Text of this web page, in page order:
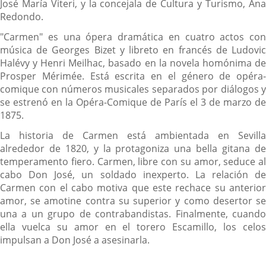
José María Viteri, y la concejala de Cultura y Turismo, Ana
Redondo.
"Carmen" es una ópera dramática en cuatro actos con
música de Georges Bizet y libreto en francés de Ludovic
Halévy y Henri Meilhac, basado en la novela homónima de
Prosper Mérimée. Está escrita en el género de opéra-
comique con números musicales separados por diálogos y
se estrenó en la Opéra-Comique de París el 3 de marzo de
1875.
La historia de Carmen está ambientada en Sevilla
alrededor de 1820, y la protagoniza una bella gitana de
temperamento fiero. Carmen, libre con su amor, seduce al
cabo Don José, un soldado inexperto. La relación de
Carmen con el cabo motiva que este rechace su anterior
amor, se amotine contra su superior y como desertor se
una a un grupo de contrabandistas. Finalmente, cuando
ella vuelca su amor en el torero Escamillo, los celos
impulsan a Don José a asesinarla.